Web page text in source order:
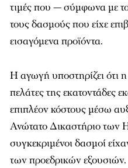
τιμές που — σύμφωνα με
τους δασμούς που είχε
εισαγόμενα προϊόντα.
Η αγωγή υποστηρίζει ότι
πελάτες της εκατοντάδες
επιπλέον κόστους μέσω
Ανώτατο Δικαστήριο των
συγκεκριμένοι δασμοί
των προεδρικών εξουσιών.